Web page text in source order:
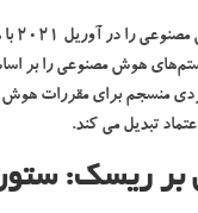
هوش مصنوعی را بر
منسجم برای مقررات هوش
تبدیل می کند.
بر ریسک: